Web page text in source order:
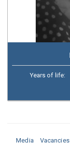
Years of life:
Media Vacancies